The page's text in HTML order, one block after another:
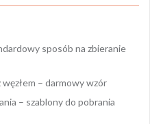
sposób na zbieranie
– darmowy wzór
– szablony do pobrania